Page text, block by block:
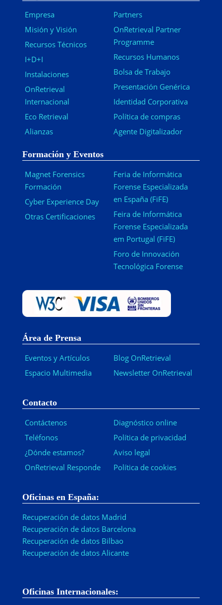
Empresa
Misión y Visión
Recursos Técnicos
I+D+I
Instalaciones
OnRetrieval
Internacional
Eco Retrieval
Alianzas
Partners
OnRetrieval Partner
Programme
Recursos Humanos
Bolsa de Trabajo
Presentación Genérica
Identidad Corporativa
Política de compras
Agente Digitalizador
Formación y Eventos
Magnet Forensics
Formación
Cyber Experience Day
Otras Certificaciones
Feria de Informática
Forense Especializada
en España (FiFE)
Feira de Informática
Forense Especializada
em Portugal (FiFE)
Foro de Innovación
Tecnológica Forense
Área de Prensa
Eventos y Artículos
Espacio Multimedia
Blog OnRetrieval
Newsletter OnRetrieval
Contacto
Contáctenos
Teléfonos
¿Dónde estamos?
OnRetrieval Responde
Diagnóstico online
Política de privacidad
Aviso legal
Política de cookies
Oficinas en España:
Recuperación de datos Madrid
Recuperación de datos Barcelona
Recuperación de datos Bilbao
Recuperación de datos Alicante
Oficinas Internacionales: